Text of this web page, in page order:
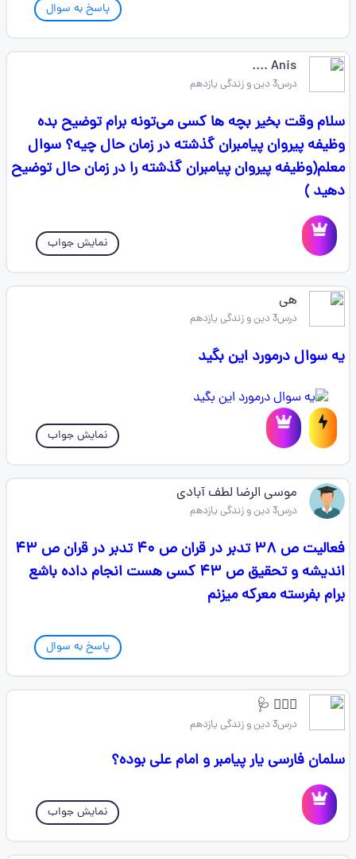
پاسخ به سوال
Anis ....
درس3 دین و زندگی یازدهم
سلام وقت بخیر بچه ها کسی می‌تونه برام توضیح بده
وظیفه پیروان پیامبران گذشته در زمان حال چیه؟ سوال
معلم(وظیفه پیروان پیامبران گذشته را در زمان حال توضیح
دهید )
نمایش جواب
هی ‌‌‌‌‌‌‌
درس3 دین و زندگی یازدهم
یه سوال درمورد این بگید
نمایش جواب
موسی الرضا لطف آبادی
درس3 دین و زندگی یازدهم
فعالیت ص ۳۸ تدبر در قران ص ۴۰ تدبر در قران ص ۴۳
اندیشه و تحقیق ص ۴۳ کسی هست انجام داده باشع
برام بفرسته معرکه میزنم
پاسخ به سوال
👨🏻‍⚕️ 🩺
درس3 دین و زندگی یازدهم
سلمان فارسی یار پیامبر و امام علی بوده؟
نمایش جواب